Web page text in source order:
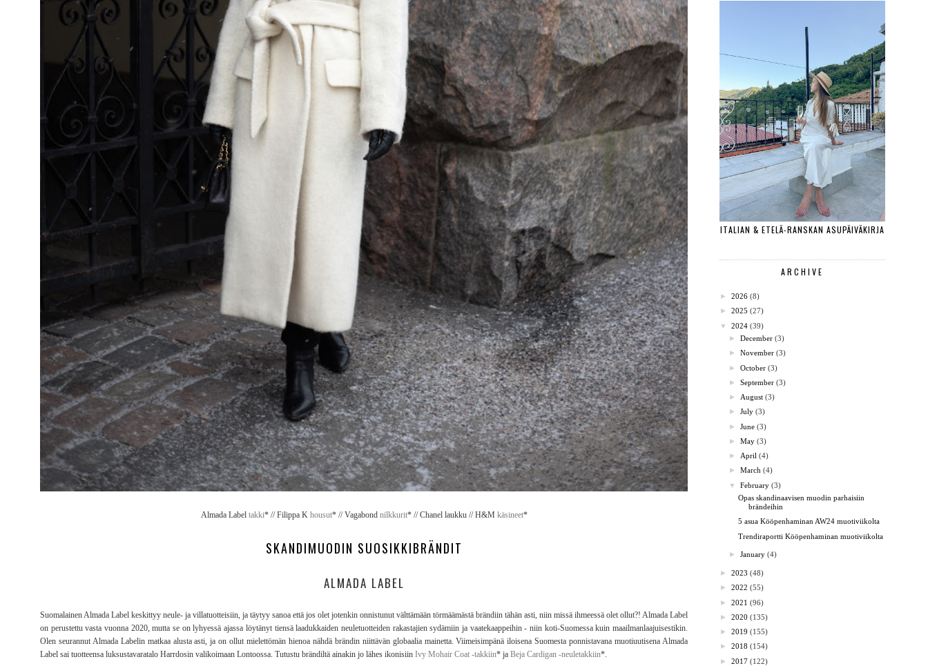
Almada Label takki* // Filippa K housut* // Vagabond nilkkurit* // Chanel laukku // H&M käsineet*
SKANDIMUODIN SUOSIKKIBRÄNDIT
ALMADA LABEL
Suomalainen Almada Label keskittyy neule- ja villatuotteisiin, ja täytyy sanoa että jos olet jotenkin onnistunut välttämään törmäämästä brändiin tähän asti, niin missä ihmeessä olet ollut?! Almada Label
on perustettu vasta vuonna 2020, mutta se on lyhyessä ajassa löytänyt tiensä laadukkaiden neuletuotteiden rakastajien sydämiin ja vaatekaappeihin - niin koti-Suomessa kuin maailmanlaajuisestikin.
Olen seurannut Almada Labelin matkaa alusta asti, ja on ollut mielettömän hienoa nähdä brändin niittävän globaalia mainetta. Viimeisimpänä iloisena Suomesta ponnistavana muotiuutisena Almada
Label sai tuotteensa luksustavaratalo Harrdosin valikoimaan Lontoossa. Tutustu brändiltä ainakin jo lähes ikonisiin Ivy Mohair Coat -takkiin* ja Beja Cardigan -neuletakkiin*.
ITALIAN & ETELÄ-RANSKAN ASUPÄIVÄKIRJA
ARCHIVE
► 2026 (8)
► 2025 (27)
▼
2024 (39)
►December (3)
►November (3)
►October (3)
►September (3)
► August (3)
►July (3)
►June (3)
►May (3)
► April (4)
►March (4)
▼
February (3)
Opas skandinaavisen muodin parhaisiin
brändeihin
5 asua Kööpenhaminan AW24 muotiviikolta
Trendiraportti Kööpenhaminan muotiviikolta
►January (4)
► 2023 (48)
► 2022 (55)
► 2021 (96)
► 2020 (135)
► 2019 (155)
► 2018 (154)
► 2017 (122)